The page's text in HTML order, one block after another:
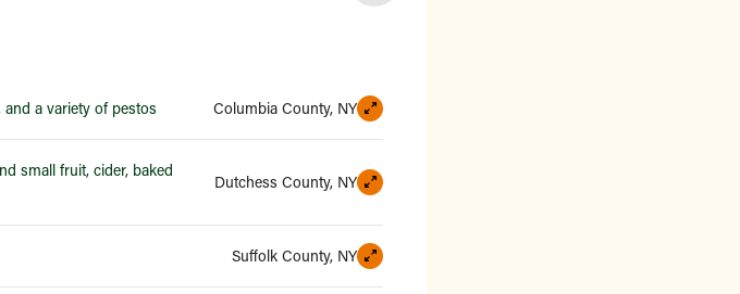
and a variety of pestos Columbia County, NY
small fruit, cider, baked
Dutchess County, NY
Suffolk County, NY